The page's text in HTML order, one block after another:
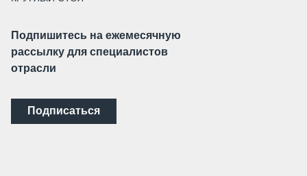
Подпишитесь на ежемесячную
рассылку для специалистов
отрасли
Подписаться